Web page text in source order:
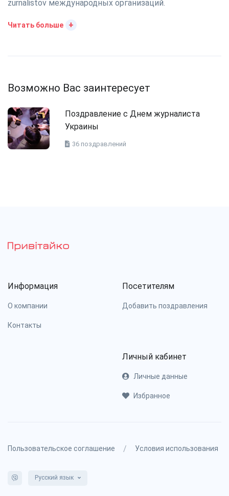
zurnalistov международных организаций.
Читать больше +
Возможно Вас заинтересует
Поздравление с Днем журналиста
Украины
36 поздравлений
Информация
О компании
Контакты
Посетителям
Добавить поздравления
Личный кабинет
Личные данные
Избранное
Пользовательское соглашение / Условия использования
Русский язык